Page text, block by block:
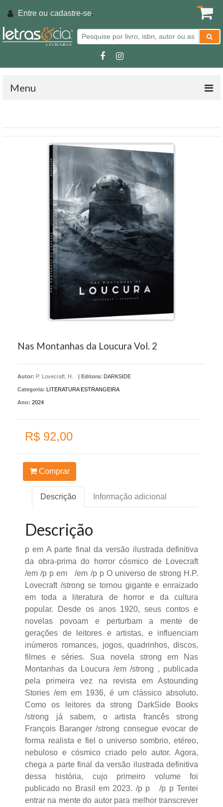
Entre ou cadastre-se.
Menu
Nas Montanhas da Loucura Vol. 2
Autor: P. Lovecraft, H. | Editora: DARKSIDE
Categoria: LITERATURA ESTRANGEIRA
Ano: 2024
R$ 92,00
Comprar
Descrição Informação adicional
Descrição
p em A parte final da versão ilustrada definitiva
da obra-prima do horror cósmico de Lovecraft
/em /p p em /em /p p O universo de strong H.P.
Lovecraft /strong se tornou gigante e enraizado
em toda a literatura de horror e da cultura
popular. Desde os anos 1920, seus contos e
novelas povoam e perturbam a mente de
gerações de leitores e artistas, e influenciam
inúmeros romances, jogos, quadrinhos, discos,
filmes e séries. Sua novela strong em Nas
Montanhas da Loucura /em /strong , publicada
pela primeira vez na revista em Astounding
Stories /em em 1936, é um clássico absoluto.
Como os leitores da strong DarkSide Books
/strong já sabem, o artista francês strong
François Baranger /strong consegue evocar de
forma realista e fiel o universo sombrio, etéreo,
nebuloso e cósmico criado pelo autor. Agora,
chega a parte final da versão ilustrada definitiva
dessa história, cujo primeiro volume foi
publicado no Brasil em 2023. /p p /p p Tentei
entrar na mente do autor para melhor transcrever